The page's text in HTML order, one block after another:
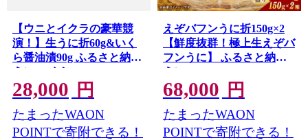
【ウニとイクラの豪華競
演！】生うに折60g&いく
ら醤油漬90g ふるさと納税
うに いくら F4F-8822
28,000 円
たまったWAON
POINTで寄附できる！
えぞバフンうに折150g×2
【鮮度抜群！極上生えぞバ
フンうに】 ふるさと納税
68,000 円
たまったWAON
POINTで寄附できる！